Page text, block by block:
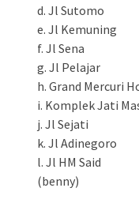
d. Jl Sutomo
e. Jl Kemuning
f. Jl Sena
g. Jl Pelajar
h. Grand Mercuri
i. Komplek Jati
j. Jl Sejati
k. Jl Adinegoro
l. Jl HM Said
(benny)